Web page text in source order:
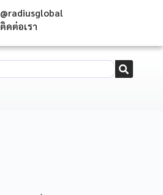
@radiusglobal
ติดต่อเรา